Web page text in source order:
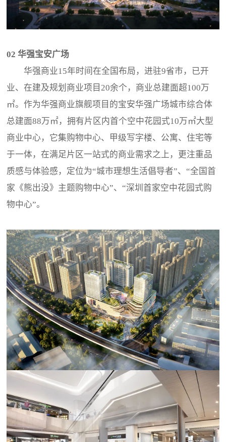
02 华强宝安广场
华强商业15年时间在全国布局，进驻9省市，已开
业、在建及规划商业项目20余个，商业总建面超100万
㎡。作为华强商业旗舰项目的宝安华强广场城市综合体
总建面88万㎡，拥有片区内首个空中花园式10万㎡大型
商业中心，它集购物中心、甲级写字楼、公寓、住宅等
于一体，在满足片区一站式的商业需求之上，更注重品
质感与体验感，定位为“城市理想生活倡导者”、“全国首
家《熊出没》主题购物中心”、“深圳首家空中花园式购
物中心”。